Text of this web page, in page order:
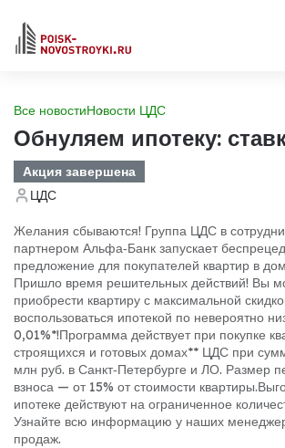
Все новостиНовости ЦДС
Обнуляем ипотеку:
Акция завершена
ЦДС
Желания сбываются! Группа ЦДС в
партнером Альфа‐Банк запускает
предложение для покупателей квартир в
Пришло время решительных действий! Вы
приобрести квартиру с максимальной
воспользоваться ипотекой по невероятно
0,01%*!Программа действует при покупке
строящихся и готовых домах** ЦДС при
млн руб. в Санкт‐Петербурге и ЛО. Размер
взноса — от 15% от стоимости квартиры.
ипотеке действуют на ограниченное
Узнайте всю информацию у наших
продаж.